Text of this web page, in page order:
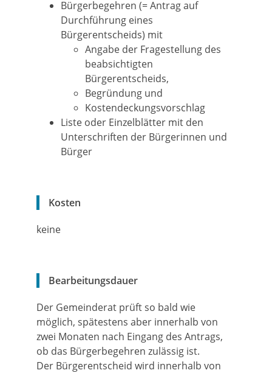
Bürgerbegehren (= Antrag auf
Durchführung eines
Bürgerentscheids) mit
Angabe der Fragestellung des
beabsichtigten
Bürgerentscheids,
Begründung und
Kostendeckungsvorschlag
Liste oder Einzelblätter mit den
Unterschriften der Bürgerinnen und
Bürger
Kosten
keine
Bearbeitungsdauer
Der Gemeinderat prüft so bald wie
möglich, spätestens aber innerhalb von
zwei Monaten nach Eingang des Antrags,
ob das Bürgerbegehren zulässig ist.
Der Bürgerentscheid wird innerhalb von